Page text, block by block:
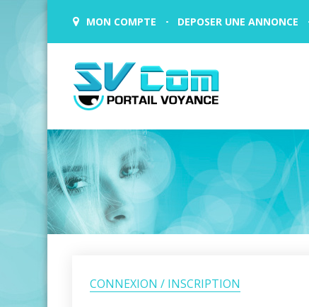
MON COMPTE DEPOSER UNE ANNONCE
CONNEXION / INSCRIPTION